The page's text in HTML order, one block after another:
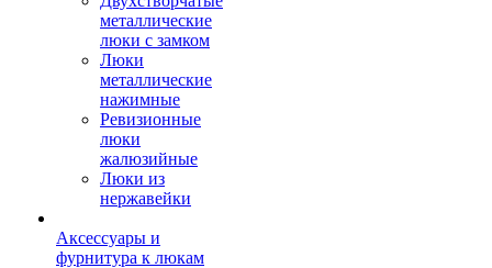
металлические
люки с замком
Люки
металлические
нажимные
Ревизионные
люки
жалюзийные
Люки из
нержавейки
Аксессуары и
фурнитура к люкам